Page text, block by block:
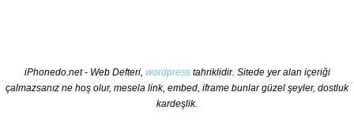
iPhonedo.net - Web Defteri, wordpresstahriklidir. Sitede yer alan içeriği
çalmazsanız ne hoş olur, mesela link, embed, iframe bunlar güzel şeyler, dostluk
kardeşlik.